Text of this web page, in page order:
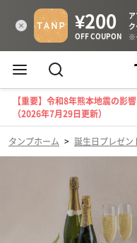
【重要】令和8年熊本地震の影
（2026年7月29日更新）
タンプホーム > 誕生日プレゼン